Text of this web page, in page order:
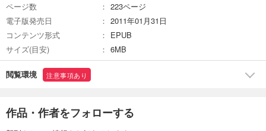
ページ数
223ページ
電子版発売日
2011年01月31日
コンテンツ形式
EPUB
サイズ(目安)
6MB
閲覧環境 注意事項あり
作品・作者をフォローする